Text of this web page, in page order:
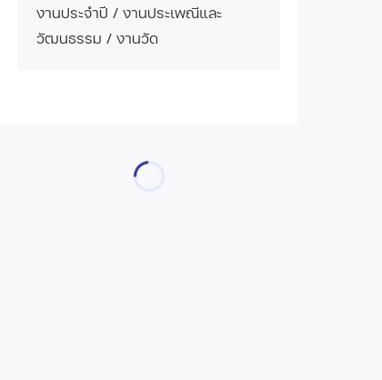
งานประจำปี / งานประเพณีและ
วัฒนธรรม / งานวัด